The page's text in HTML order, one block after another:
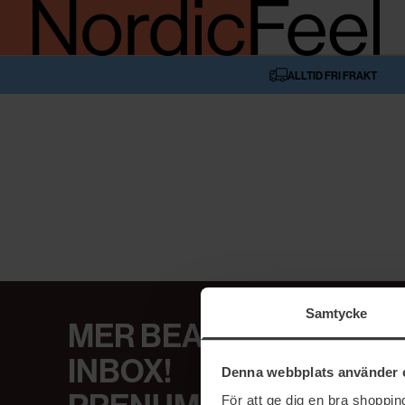
Samtycke
Denna webbplats använder
För att ge dig en bra
ALLTID FRI FRAKT
MER BEAUTY I DIN
INBOX!